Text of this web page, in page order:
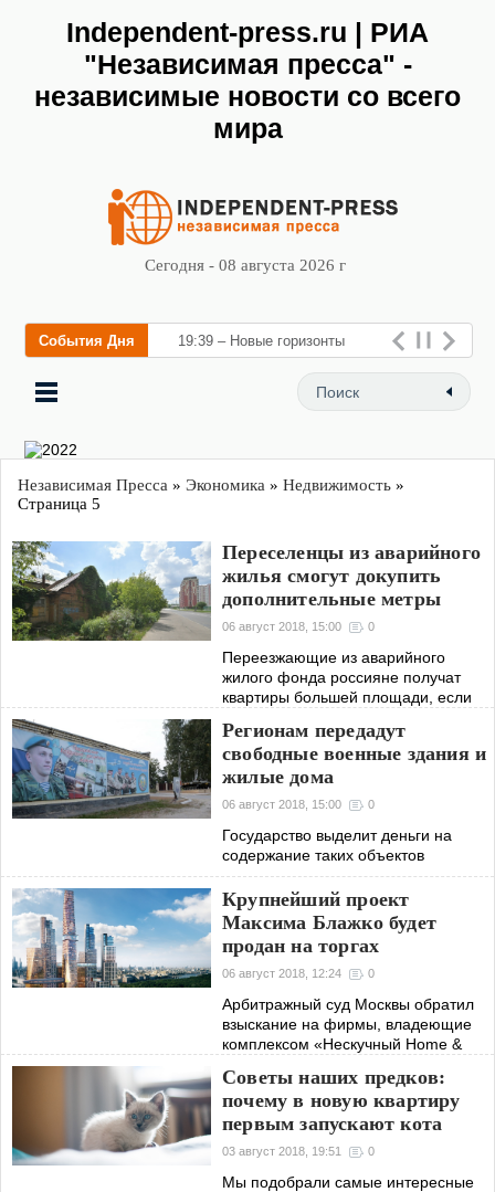
Independent-press.ru | РИА
"Независимая пресса" -
независимые новости со всего
мира
Сегодня - 08 августа 2026 г
События Дня 19:39 – Новые горизонты
флебологии: в Москве откры
Независимая Пресса » Экономика » Недвижимость »
Страница 5
Переселенцы из аварийного
жилья смогут докупить
дополнительные метры
06 август 2018, 15:00 0
Переезжающие из аварийного
жилого фонда россияне получат
квартиры большей площади, если
Регионам передадут
свободные военные здания и
жилые дома
06 август 2018, 15:00 0
Государство выделит деньги на
содержание таких объектов
Крупнейший проект
Максима Блажко будет
продан на торгах
06 август 2018, 12:24 0
Арбитражный суд Москвы обратил
взыскание на фирмы, владеющие
комплексом «Нескучный Home &
Советы наших предков:
почему в новую квартиру
первым запускают кота
03 август 2018, 19:51 0
Мы подобрали самые интересные